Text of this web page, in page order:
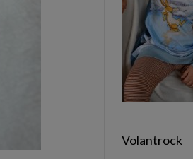
Volantrock